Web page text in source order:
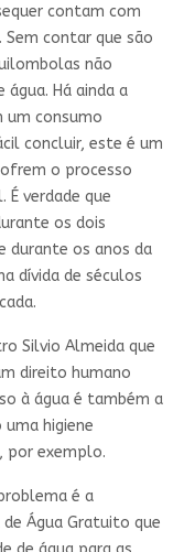
contam com
Sem contar que são
não
Há ainda a
um consumo
concluir, este é um
o processo
É verdade que
os dois
durante os anos da
dívida de séculos
Silvio Almeida que
direito humano
à água é também a
higiene
por exemplo.
é a
Água Gratuito que